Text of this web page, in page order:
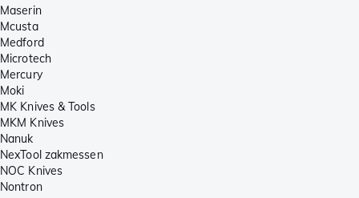
Maserin
Mcusta
Medford
Microtech
Mercury
Moki
MK Knives & Tools
MKM Knives
Nanuk
NexTool zakmessen
NOC Knives
Nontron